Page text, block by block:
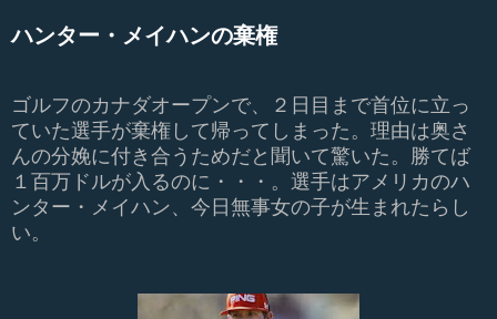
ハンター・メイハンの棄権
ゴルフのカナダオープンで、２日目まで首位に立っ
ていた選手が棄権して帰ってしまった。理由は奥さ
んの分娩に付き合うためだと聞いて驚いた。勝てば
１百万ドルが入るのに・・・。選手はアメリカのハ
ンター・メイハン、今日無事女の子が生まれたらし
い。